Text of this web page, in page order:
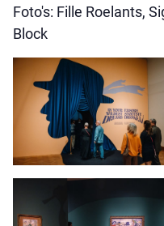
Foto's: Fille Roelants,
Block